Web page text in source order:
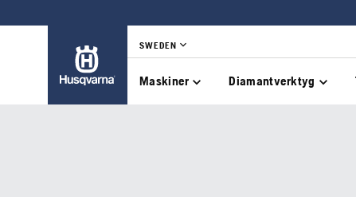
SWEDEN
Maskiner Diamantverktyg